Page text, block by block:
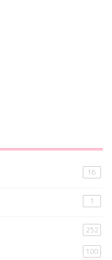
16
1
252
100